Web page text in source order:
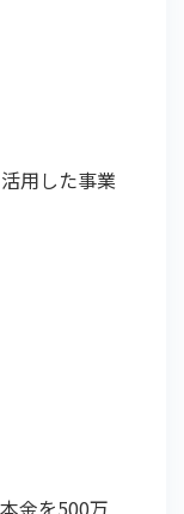
用した事業
金を500万